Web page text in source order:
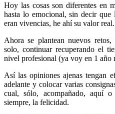
Hoy las cosas son diferentes en
hasta lo emocional, sin decir
eran vivencias, he ahí su valor real.
Ahora se plantean nuevos
solo, continuar recuperando el
nivel profesional (ya voy en 1 año
Así las opiniones ajenas tengan
adelante y colocar varias
cual, sólo, acompañado, aquí
siempre, la felicidad.